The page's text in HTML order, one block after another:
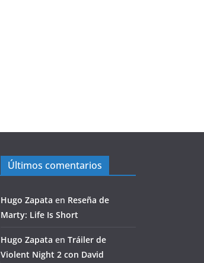
Últimos comentarios
Hugo Zapata en Reseña de
Marty: Life Is Short
Hugo Zapata en Tráiler de
Violent Night 2 con David